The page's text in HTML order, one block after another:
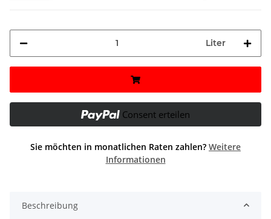
Liter
Consent erteilen
Sie möchten in monatlichen Raten zahlen? Weitere
Informationen
Beschreibung